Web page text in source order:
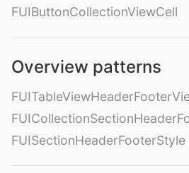
FUIButtonCollectionViewCell
Overview patterns
FUISectionHeaderFooterStyle